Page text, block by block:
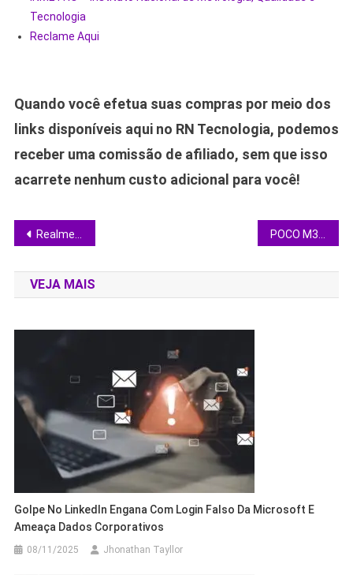
Tecnologia
Reclame Aqui
Quando você efetua suas compras por meio dos
links disponíveis aqui no RN Tecnologia, podemos
receber uma comissão de afiliado, sem que isso
acarrete nenhum custo adicional para você!
Navegação
de
Post
Realme 7 surpreende no custo-benefício: análise completa de tela 90 Hz, câmeras e bateria
VEJA MAIS
Golpe No LinkedIn Engana Com Login Falso Da Microsoft E
Ameaça Dados Corporativos
08/11/2025 Jhonathan Tayllor